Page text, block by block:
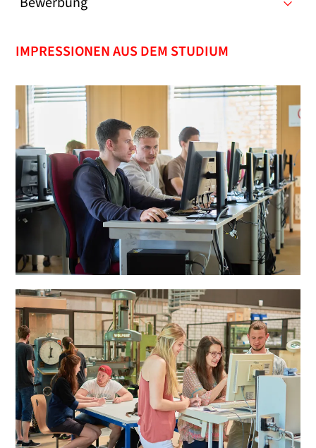
IMPRESSIONEN AUS DEM STUDIUM